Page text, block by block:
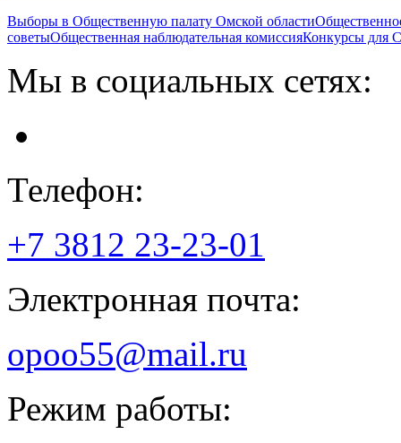
Выборы в Общественную палату Омской области
советыОбщественная наблюдательная комиссияКонкурсы
Мы в социальных сетях:
Телефон:
+7 3812 23-23-01
Электронная почта:
opoo55@mail.ru
Режим работы: